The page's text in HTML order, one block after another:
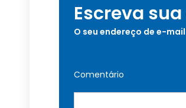
Escreva
O seu endereço de e-
Comentário